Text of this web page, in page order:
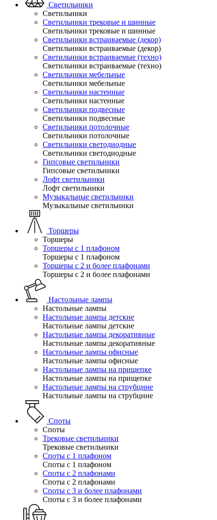
Светильники
Светильники
Светильники трековые и шинные
Светильники трековые и шинные
Светильники встраиваемые (декор)
Светильники встраиваемые (декор)
Светильники встраиваемые (техно)
Светильники встраиваемые (техно)
Светильники мебельные
Светильники мебельные
Светильники настенные
Светильники настенные
Светильники подвесные
Светильники подвесные
Светильники потолочные
Светильники потолочные
Светильники светодиодные
Светильники светодиодные
Гипсовые светильники
Гипсовые светильники
Лофт светильники
Лофт светильники
Музыкальные светильники
Музыкальные светильники
Торшеры
Торшеры
Торшеры с 1 плафоном
Торшеры с 1 плафоном
Торшеры с 2 и более плафонами
Торшеры с 2 и более плафонами
Настольные лампы
Настольные лампы
Настольные лампы детские
Настольные лампы детские
Настольные лампы декоративные
Настольные лампы декоративные
Настольные лампы офисные
Настольные лампы офисные
Настольные лампы на прищепке
Настольные лампы на прищепке
Настольные лампы на струбцине
Настольные лампы на струбцине
Споты
Споты
Трековые светильники
Трековые светильники
Споты с 1 плафоном
Споты с 1 плафоном
Споты с 2 плафонами
Споты с 2 плафонами
Споты с 3 и более плафонами
Споты с 3 и более плафонами